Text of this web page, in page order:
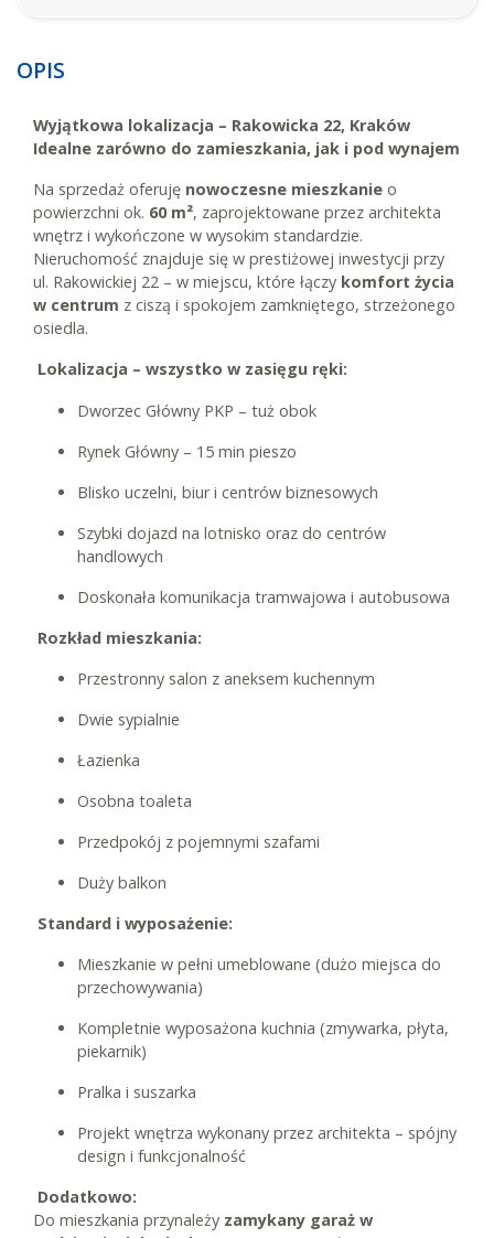
OPIS
Wyjątkowa lokalizacja – Rakowicka 22, Kraków
Idealne zarówno do zamieszkania, jak i pod wynajem
Na sprzedaż oferuję nowoczesne mieszkanie o
powierzchni ok. 60 m², zaprojektowane przez architekta
wnętrz i wykończone w wysokim standardzie.
Nieruchomość znajduje się w prestiżowej inwestycji przy
ul. Rakowickiej 22 – w miejscu, które łączy komfort życia
w centrum z ciszą i spokojem zamkniętego, strzeżonego
osiedla.
Lokalizacja – wszystko w zasięgu ręki:
Dworzec Główny PKP – tuż obok
Rynek Główny – 15 min pieszo
Blisko uczelni, biur i centrów biznesowych
Szybki dojazd na lotnisko oraz do centrów
handlowych
Doskonała komunikacja tramwajowa i autobusowa
Rozkład mieszkania:
Przestronny salon z aneksem kuchennym
Dwie sypialnie
Łazienka
Osobna toaleta
Przedpokój z pojemnymi szafami
Duży balkon
Standard i wyposażenie:
Mieszkanie w pełni umeblowane (dużo miejsca do
przechowywania)
Kompletnie wyposażona kuchnia (zmywarka, płyta,
piekarnik)
Pralka i suszarka
Projekt wnętrza wykonany przez architekta – spójny
design i funkcjonalność
Dodatkowo:
Do mieszkania przynależy zamykany garaż w